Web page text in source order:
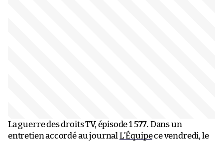
La guerre des droits TV, épisode 1 577. Dans un
entretien accordé au journal L’Équipece vendredi, le